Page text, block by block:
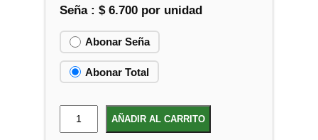
Seña : $6.700por unidad
Abonar Total
Abonar Seña
e
AÑADIR AL CARRITO